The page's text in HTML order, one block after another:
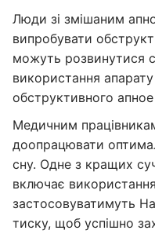
Люди зі змішаним
випробувати
можуть розвинутися
використання
обструктивного апное
Медичним
доопрацювати
сну. Одне з кращих
включає
застосовуватимуть
тиску, щоб успішно